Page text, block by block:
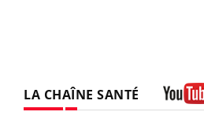
LA CHAÎNE SANTÉ